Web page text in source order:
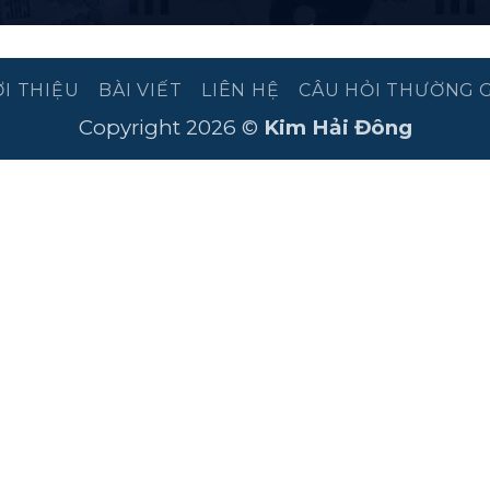
THIỆU BÀI VIẾT LIÊN HỆ CÂU HỎI THƯỜNG
Copyright 2026 © Kim Hải Đông